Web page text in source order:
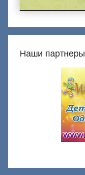
Наши партнеры